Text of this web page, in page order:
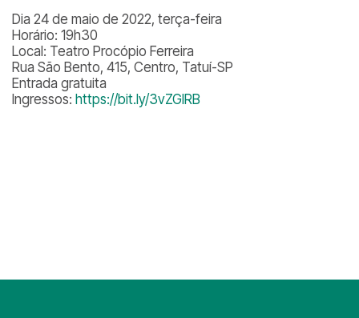
Dia 24 de maio de 2022, terça-feira
Horário: 19h30
Local: Teatro Procópio Ferreira
Rua São Bento, 415, Centro, Tatuí-SP
Entrada gratuita
Ingressos: https://bit.ly/3vZGIRB